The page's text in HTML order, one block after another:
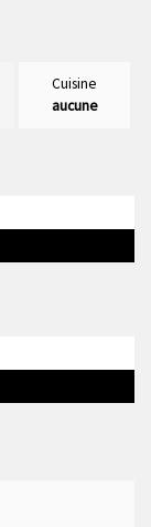
Cuisine
aucune